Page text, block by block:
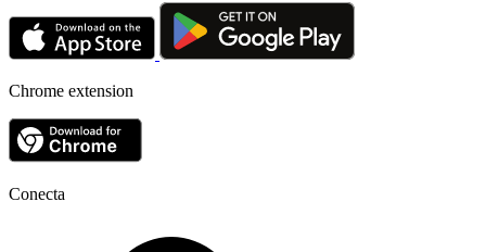
Chrome extension
Conecta